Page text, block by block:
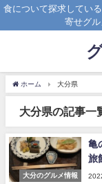
食について探求してい
寄せグル
ホーム 大分県
大分県の記事一
大分のグルメ情報
亀
旅